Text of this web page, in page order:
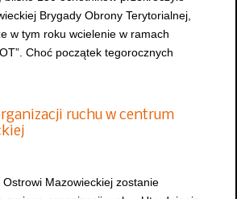
Brygady Obrony Terytorialnej,
w tym roku wcielenie w ramach
Choć początek tegorocznych
ruchu w centrum
Mazowieckiej zostanie